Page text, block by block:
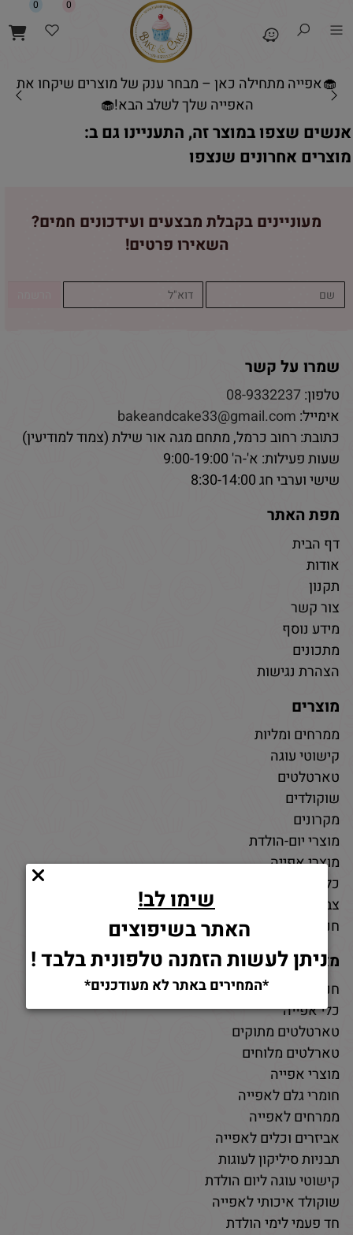
🧁אפייה מתחילה כאן – מבחר ענק של מוצרים שיקחו את
האפייה שלך לשלב הבא!🧁
0 0
אנשים שצפו במוצר זה, התעניינו גם ב:
מוצרים אחרונים שנצפו
מעוניינים בקבלת מבצעים ועידכונים חמים?
השאירו פרטים!
שמרו על קשר
טלפון:08-9332237
אימייל: bakeandcake33@gmail.com
כתובת: רחוב כרמל, מתחם מגה אור שילת (צמוד למודיעין)
שעות פעילות: א'-ה' 9:00-19:00
שישי וערבי חג 8:30-14:00
מפת האתר
דף הבית
אודות
תקנון
צור קשר
מידע נוסף
מתכונים
הצהרת נגישות
מוצרים
ממרחים ומליות
קישוטי עוגה
טארטלטים
שוקולדים
מקרונים
מוצרי יום-הולדת
מוצרי אפייה
כלי אפייה
צבעי מאכל
חנות חומרי גלם לאפייה
מאמרים
חנות למוצרי אפייה
כלי אפייה
טארטלטים מתוקים
טארלטים מלוחים
מוצרי אפייה
חומרי גלם לאפייה
ממרחים לאפייה
אביזרים וכלים לאפייה
תבניות סיליקון לעוגות
קישוטי עוגה ליום הולדת
שוקולד איכותי לאפייה
חד פעמי לימי הולדת
שימו לב!
האתר בשיפוצים
ניתן לעשות הזמנה טלפונית בלבד !
*המחירים באתר לא מעודכנים*